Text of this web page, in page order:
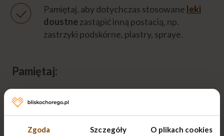
Zgoda Szczegóły O plikach cookies
Pamiętaj, aby dotychczas stosowane leki
doustne zastąpić inną postacią, np.
zastrzyki podskórne, plastry, spraye.
Pamiętaj:
Chory ma prawo
szczególności do podjęcia decyzji o
pozostaniu i umieraniu we własnym domu.